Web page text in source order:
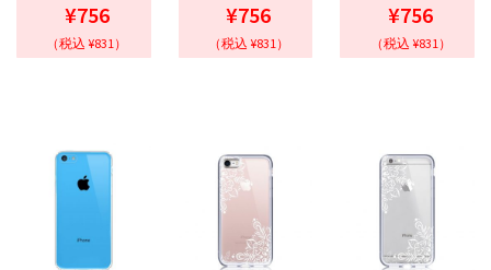
¥756
（税込 ¥831）
¥756
（税込 ¥831）
¥756
（税込 ¥831）